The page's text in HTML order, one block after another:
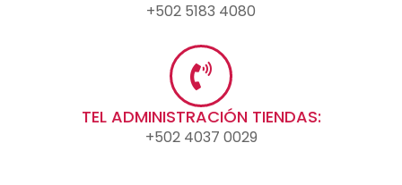
+502 5183 4080
TEL ADMINISTRACIÓN TIENDAS:
+502 4037 0029